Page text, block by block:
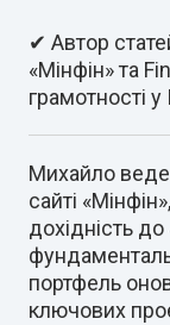
✔ Автор
«Мінфін» та
грамотності
Михайло веде
сайті
дохідність до
портфель
ключових